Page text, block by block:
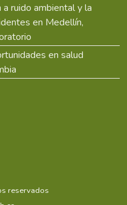
ruido ambiental y la
en Medellín,
en salud
reservados